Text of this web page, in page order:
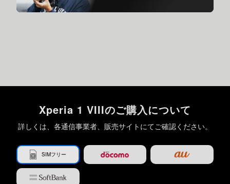
Xperia 1 VIIIのご購入について
詳しくは、各通信事業者、販売サイトにてご確認ください。
SIMフリー